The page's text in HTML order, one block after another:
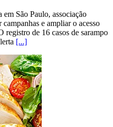
São Paulo, associação
e ampliar o acesso
registro de 16 casos de sarampo
[...]